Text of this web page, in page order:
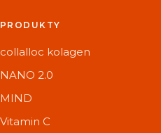
PRODUKTY
collalloc kolagen
NANO 2.0
MIND
Vitamin C